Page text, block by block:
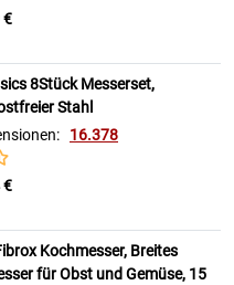
€
8Stück Messerset,
Stahl
16.378
€
Kochmesser, Breites
für Obst und Gemüse, 15